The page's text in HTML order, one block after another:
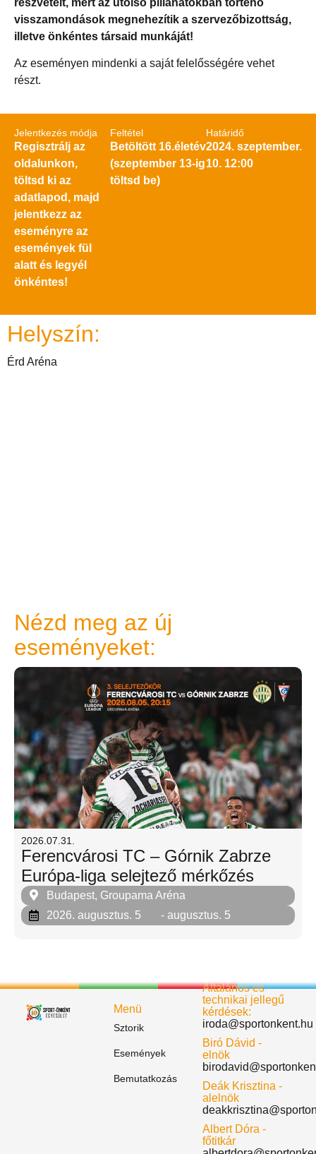
visszamondások megnehezítik a szervezőbizottság,
illetve önkéntes társaid munkáját!
Az eseményen mindenki a saját felelősségére vehet
részt.
Jelentkezés módja
Regisztrálj az
oldalunkon,
töltsd ki az
adatlapod, majd
jelentkezz az
eseményre az
események fül
alatt és legyél
önkéntes!
Feltétel
Betöltött 16.életév
(szeptember 13-ig
töltsd be)
Határidő
2024. szeptember.
10. 12:00
Helyszín:
Érd Aréna
Nézd meg az új
eseményeket:
2026.07.31.
Ferencvárosi TC – Górnik Zabrze
Európa-liga selejtező mérkőzés
Budapest, Groupama Aréna
2026. augusztus. 5
- augusztus. 5
Menü
Sztorik
Események
Bemutatkozás
Általános és
technikai jellegű
kérdések:
iroda@sportonkent.hu
Biró Dávid -
elnök
Deák Krisztina -
alelnök
Albert Dóra -
főtitkár